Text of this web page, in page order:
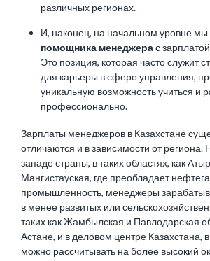
различных регионах.
И, наконец, на начальном уровне мы
помощника менеджерас
Это позиция, которая часто служит
для карьеры в сфере управления,
уникальную возможность учиться и
профессионально.
Зарплаты менеджеров в Казахстане
отличаются и в зависимости от региона.
западе страны, в таких областях, как
Мангистауская, где преобладает
промышленность, менеджеры
в менее развитых или
таких как Жамбылская и Павлодарская
Астане, и в деловом центре Казахстана,
можно рассчитывать на более высокий